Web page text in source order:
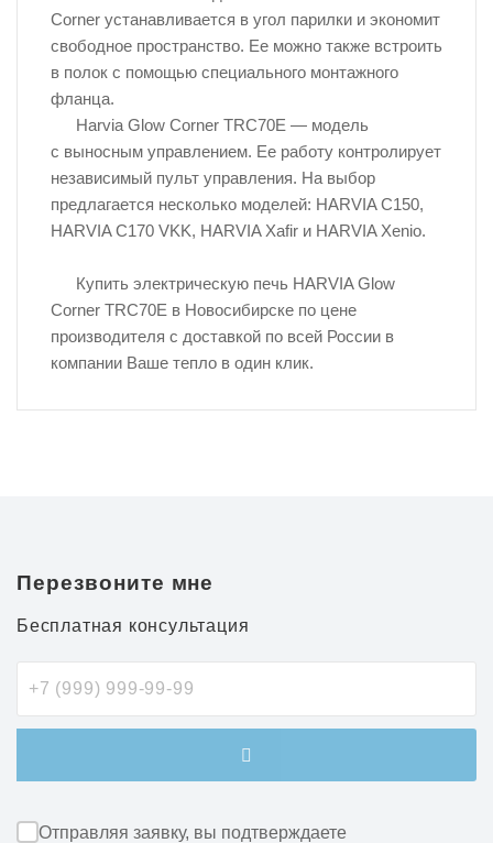
Corner устанавливается в угол парилки и экономит
свободное пространство. Ее можно также встроить
в полок с помощью специального монтажного
фланца.
Harvia Glow Corner TRC70E — модель
с выносным управлением. Ее работу контролирует
независимый пульт управления. На выбор
предлагается несколько моделей: HARVIA С150,
HARVIA C170 VKK, HARVIA Хafir и HARVIA Xenio.
Купить электрическую печь HARVIA Glow
Corner TRC70E в Новосибирске по цене
производителя с доставкой по всей России в
компании Ваше тепло в один клик.
Перезвоните мне
Бесплатная консультация
Отправляя заявку, вы подтверждаете